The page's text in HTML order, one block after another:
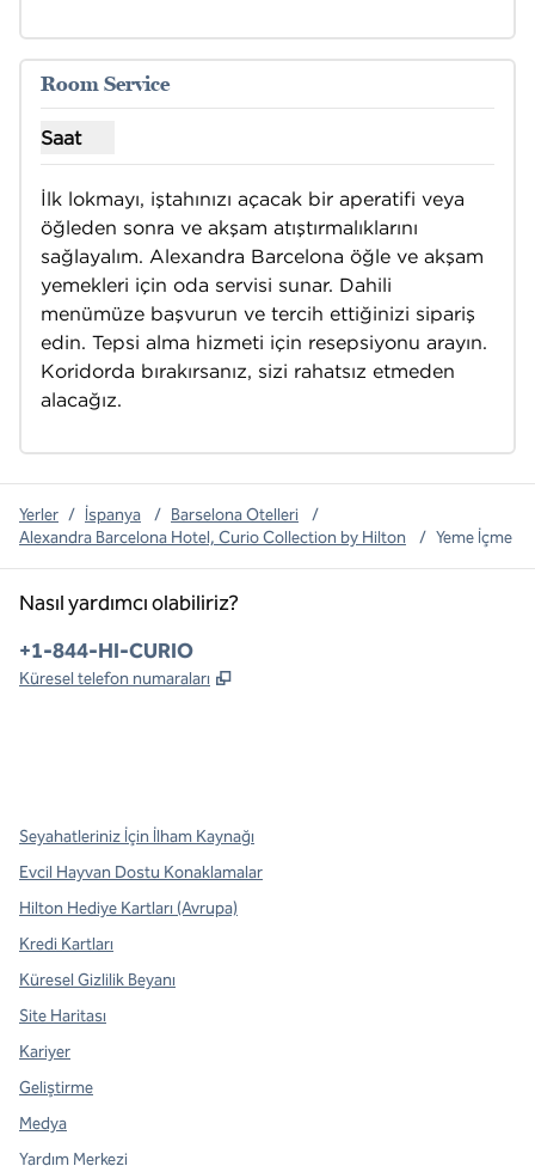
1/2
1 / 2
önceki görsel
Room Service
Saat
Oda Servisi için saatleri göster
İlk lokmayı, iştahınızı açacak bir aperatifi veya
öğleden sonra ve akşam atıştırmalıklarını
sağlayalım. Alexandra Barcelona öğle ve akşam
yemekleri için oda servisi sunar. Dahili
menümüze başvurun ve tercih ettiğinizi sipariş
edin. Tepsi alma hizmeti için resepsiyonu arayın.
Koridorda bırakırsanız, sizi rahatsız etmeden
alacağız.
Yerler / İspanya / Barselona Otelleri
/
Alexandra Barcelona Hotel, Curio Collection by Hilton
/ Yeme İçme
Nasıl yardımcı olabiliriz?
Telefon:
+1-844-HI-CURIO
Küresel telefon numaraları ,
Seyahatleriniz İçin İlham Kaynağı
Evcil Hayvan Dostu Konaklamalar
Hilton Hediye Kartları (Avrupa)
Kredi Kartları
Küresel Gizlilik Beyanı
Site Haritası
Kariyer
Geliştirme
Medya
Yardım Merkezi